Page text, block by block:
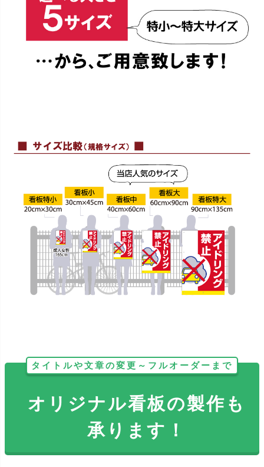
タイトルや文章の変更～フルオーダーまで
オリジナル看板の製作も
承ります！